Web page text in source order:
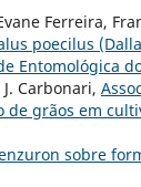
Ferreira,
poecilus
Entomológica
Carbonari,
de grãos em
sobre